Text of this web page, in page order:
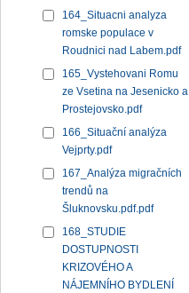
164_Situacni analyza
romske populace v
Roudnici nad Labem.pdf
165_Vystehovani Romu
ze Vsetina na Jesenicko a
Prostejovsko.pdf
166_Situační analýza
Vejprty.pdf
167_Analýza migračních
trendů na
Šluknovsku.pdf.pdf
168_STUDIE
DOSTUPNOSTI
KRIZOVÉHO A
NÁJEMNÍHO BYDLENÍ